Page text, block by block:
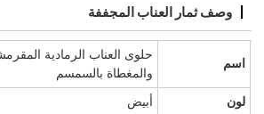
وصف ثمار العناب المجففة
اسم
حلوى العناب الرمادية
والمغطاة بالسمسم
لون
أبيض